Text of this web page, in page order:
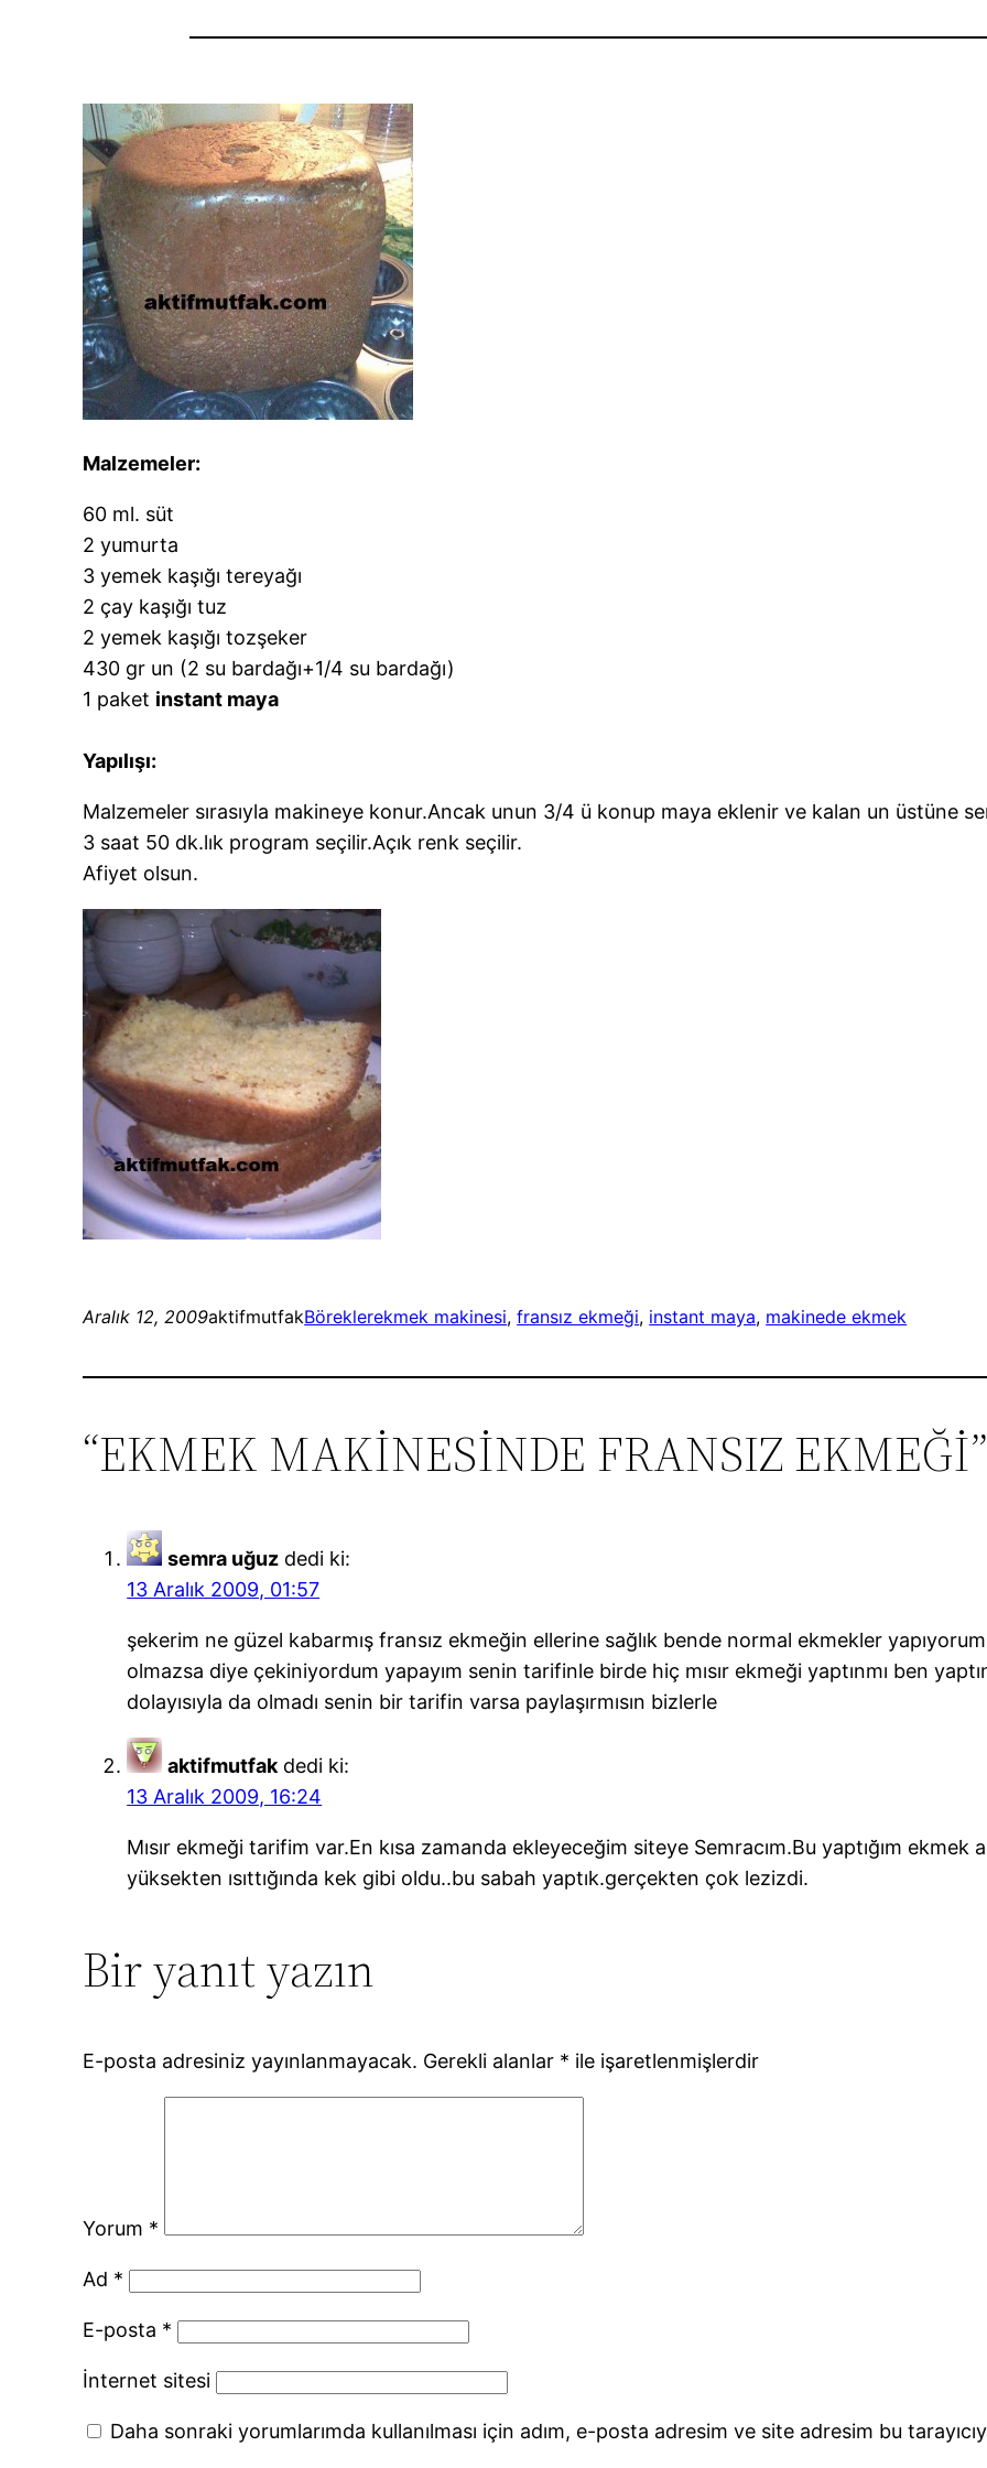
Malzemeler:
60 ml. süt
2 yumurta
3 yemek kaşığı tereyağı
2 çay kaşığı tuz
2 yemek kaşığı tozşeker
430 gr un (2 su bardağı+1/4 su bardağı)
1 paket instant maya
Yapılışı:
Malzemeler sırasıyla makineye konur.Ancak unun 3/4 ü konup maya eklenir ve kalan un üstüne
3 saat 50 dk.lık program seçilir.Açık renk seçilir.
Afiyet olsun.
Aralık 12, 2009aktifmutfakBöreklerekmek makinesi, fransız ekmeği, instant maya, makinede ekmek
“EKMEK MAKİNESİNDE FRANSIZ
semra uğuz dedi ki:
13 Aralık 2009, 01:57
şekerim ne güzel kabarmış fransız ekmeğin ellerine sağlık bende normal ekmekler
olmazsa diye çekiniyordum yapayım senin tarifinle birde hiç mısır ekmeği yaptınmı ben
dolayısıyla da olmadı senin bir tarifin varsa paylaşırmısın bizlerle
aktifmutfak dedi ki:
13 Aralık 2009, 16:24
Mısır ekmeği tarifim var.En kısa zamanda ekleyeceğim siteye Semracım.Bu yaptığım
yüksekten ısıttığında kek gibi oldu..bu sabah yaptık.gerçekten çok lezizdi.
Bir yanıt yazın
E-posta adresiniz yayınlanmayacak. Gerekli alanlar * ile işaretlenmişlerdir
Yorum *
Ad *
E-posta *
İnternet sitesi
Daha sonraki yorumlarımda kullanılması için adım, e-posta adresim ve site adresim bu